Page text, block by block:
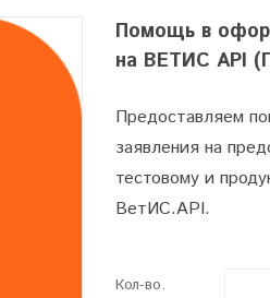
Помощь в
на ВЕТИС API
Предоставляем
заявления на
тестовому и
ВетИС.API.
Кол-во.